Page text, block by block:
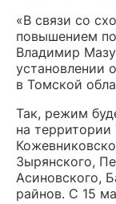
«В связи со
повышением
Владимир
установлении
в Томской
Так, режим
на территории
Зырянского,
Асиновского,
райнов. С 15